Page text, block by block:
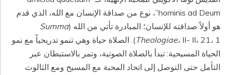
hominis ad Deum”، نوع من صداقة الإنسان مع الله، الذي قدم
هو أولاً صداقته للإنسان؛ المبادرة تأتي من الله (Summa
Theologiae، II- II، 21، 1). الصلاة حياة وهي تنمو تدريجياً مع نمو
الحياة المسيحية: تبدأ بالصلاة الصوتية، وتمر بالاستبطان عبر
التأمل حتى التوصل إلى اتحاد المحبة مع المسيح ومع الثالوث